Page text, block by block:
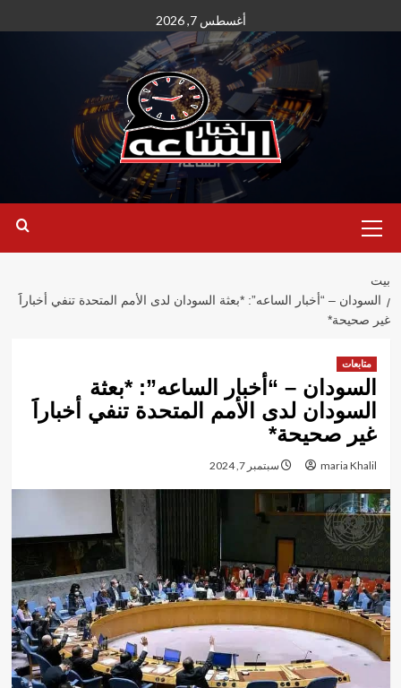
إلى
أغسطس 7, 2026
الأساسية
بيت
السودان – “أخبار الساعه”: *بعثة السودان لدى الأمم المتحدة تنفي أخباراََ
غير صحيحة*
متابعات
السودان – “أخبار الساعه”: *بعثة
السودان لدى الأمم المتحدة تنفي أخباراََ
غير صحيحة*
maria Khalil سبتمبر 7, 2024